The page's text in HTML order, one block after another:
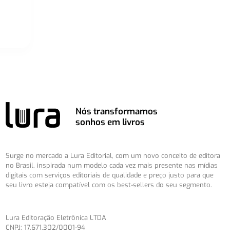
Nós transformamos
sonhos em livros
Surge no mercado a Lura Editorial, com um novo conceito de editora
no Brasil, inspirada num modelo cada vez mais presente nas mídias
digitais com serviços editoriais de qualidade e preço justo para que
seu livro esteja compatível com os best-sellers do seu segmento.
Lura Editoração Eletrônica LTDA
CNPJ: 17.671.302/0001-94